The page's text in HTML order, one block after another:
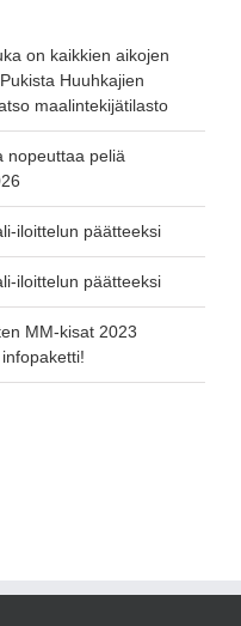
on kaikkien aikojen
Huuhkajien
maalintekijätilasto
nopeuttaa peliä
iloittelun päätteeksi
iloittelun päätteeksi
MM-kisat 2023